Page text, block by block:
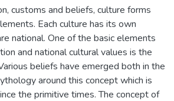
customs and beliefs, culture forms
Each culture has its own
national. One of the basic elements
and national cultural values is the
beliefs have emerged both in the
around this concept which is
the primitive times. The concept of